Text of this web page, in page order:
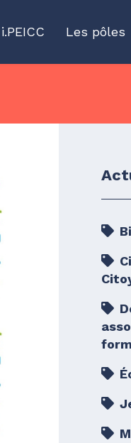
i.PEICC Les pôles